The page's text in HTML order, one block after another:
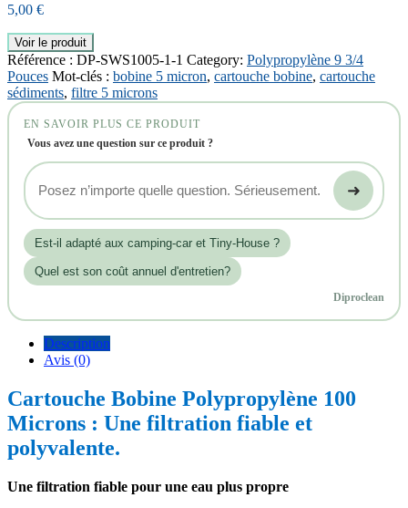
5,00 €
Voir le produit
Référence : DP-SWS1005-1-1 Category: Polypropylène 9 3/4
Pouces Mot-clés : bobine 5 micron, cartouche bobine, cartouche
sédiments, filtre 5 microns
EN SAVOIR PLUS CE PRODUIT
Vous avez une question sur ce produit ?
➜
Est‑il adapté aux camping-car et Tiny-House ?
Quel est son coût annuel d'entretien?
Diproclean
Description
Avis (0)
Cartouche Bobine Polypropylène 100
Microns : Une filtration fiable et
polyvalente.
Une filtration fiable pour une eau plus propre